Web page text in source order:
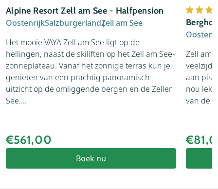
Alpine Resort Zell am See - Halfpension
OostenrijkSalzburgerlandZell am See
Het mooie VAYA Zell am See ligt op de
hellingen, naast de skiliften op het Zell am See-
zonneplateau. Vanaf het zonnige terras kun je
genieten van een prachtig panoramisch
uitzicht op de omliggende bergen en de Zeller
See....
€561,00
Boek nu
Zell am
aan
nou
van de